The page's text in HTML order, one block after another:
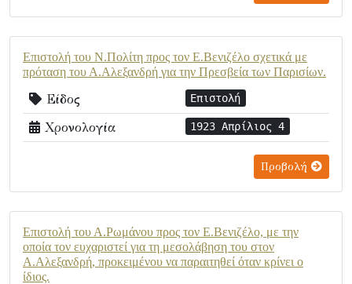
Επιστολή του Ν.Πολίτη προς τον Ε.Βενιζέλο σχετικά με
πρόταση του Α.Αλεξανδρή για την Πρεσβεία των Παρισίων.
Είδος Επιστολή
Χρονολογία 1923 Απρίλιος 4
Προβολή
Επιστολή του Α.Ρωμάνου προς τον Ε.Βενιζέλο, με την
οποία τον ευχαριστεί για τη μεσολάβηση του στον
Α.Αλεξανδρή, προκειμένου να παραιτηθεί όταν κρίνει ο
ίδιος.